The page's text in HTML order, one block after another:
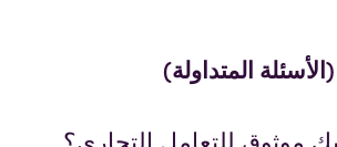
المتداولة)